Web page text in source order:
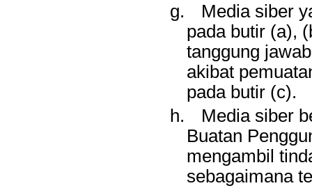
g.
Media siber
pada butir (a),
tanggung
akibat
pada butir (c).
h.
Media siber
Buatan
mengambil
sebagaimana